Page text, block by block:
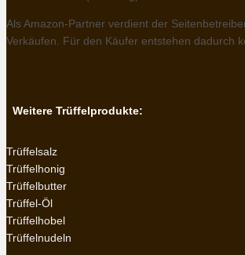
Als Amazon-Partner verdient der
Verkäufen. Für den Käufer entstehen dadurch
Weitere Trüffelprodukte:
Trüffelsalz
Trüffelhonig
Trüffelbutter
Trüffel-Öl
Trüffelhobel
Trüffelnudeln